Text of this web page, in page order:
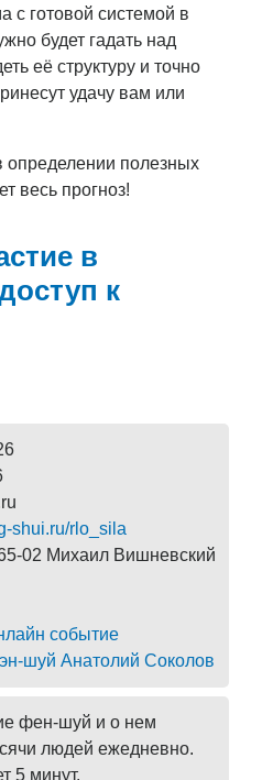
с готовой системой в
будет гадать над
её структуру и точно
удачу вам или
полезных
весь прогноз!
в
к
shui.ru/rlo_sila
02 Михаил Вишневский
событие
шуй Анатолий Соколов
фен-шуй и о нем
людей ежедневно.
5 минут.